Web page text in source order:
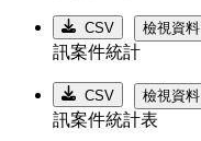
CSV 檢視資料
訊案件統計
CSV 檢視資料
訊案件統計表